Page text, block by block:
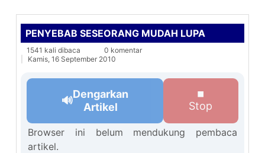
PENYEBAB SESEORANG MUDAH LUPA
1541 kali dibaca
0 komentar
Kamis, 16 September 2010
🔊
Dengarkan
Artikel
⏹
Stop
Browser ini belum mendukung pembaca
artikel.